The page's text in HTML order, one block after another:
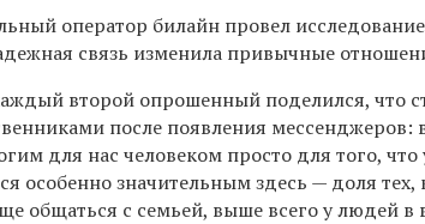
оператор билайн провел
связь изменила привычные
второй опрошенный поделился, что
после появления
для нас человеком просто для того,
особенно значительным здесь — доля
общаться с семьей, выше всего у людей в